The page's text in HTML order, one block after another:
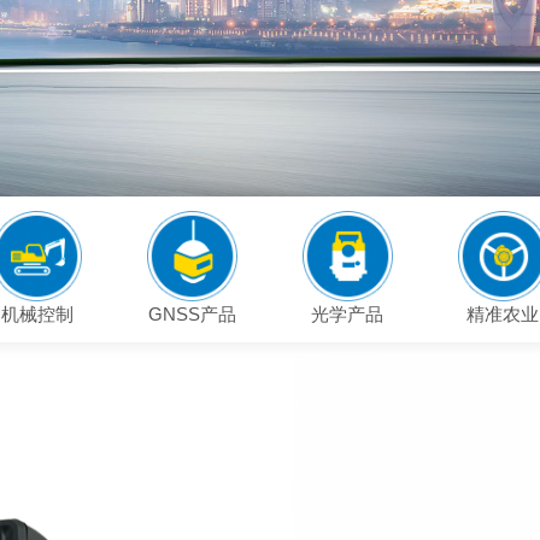
机械控制 GNSS产品 光学产品 精准农业